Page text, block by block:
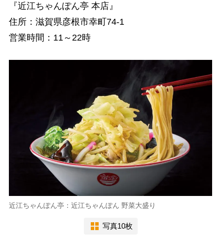
『近江ちゃんぽん亭 本店』
住所：滋賀県彦根市幸町74-1
営業時間：11～22時
近江ちゃんぽん亭：近江ちゃんぽん 野菜大盛り
写真10枚